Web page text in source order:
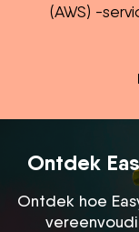
(AWS) -
Ontdek
Ontdek hoe